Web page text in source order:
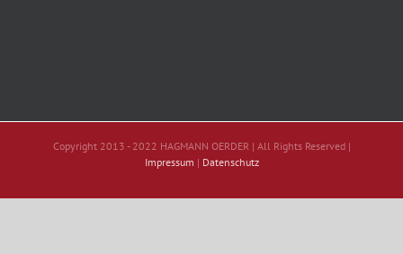
Copyright 2013 - 2022 HAGMANN OERDER | All Rights Reserved |
Impressum | Datenschutz